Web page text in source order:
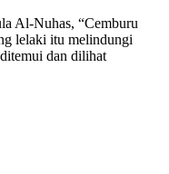
Al-Nuhas, “Cemburu
lelaki itu melindungi
dan dilihat